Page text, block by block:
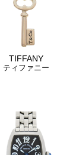
TIFFANY
ティファニー